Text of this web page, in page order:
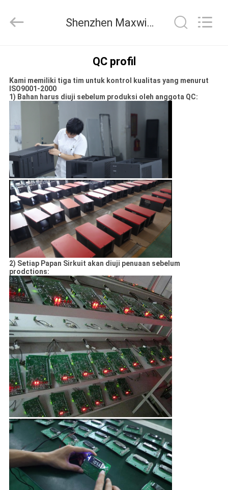
PRODUK
TENTANG
KAMI
TUR
PABRIK
KONTROL
KUALITAS
HUBUNGI
KAMI
PERMINTAAN
PENAWARAN
SHOPPING
ONLINE
SITEMAP
PRIVACY
POLICY
Shenzhen Maxwin Industrial Co., Ltd. Kontrol kualitas
QC profil
Kami memiliki tiga tim untuk kontrol kualitas yang menurut
ISO9001-2000
1) Bahan harus diuji sebelum produksi oleh anggota QC:
2) Setiap Papan Sirkuit akan diuji penuaan sebelum
prodctions: